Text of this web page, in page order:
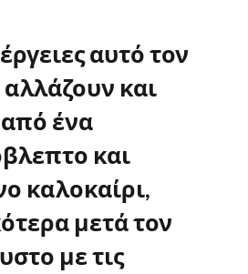
αυτό τον
και
ένα
και
καλοκαίρι,
μετά τον
με τις